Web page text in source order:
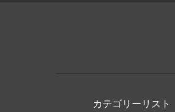
カテゴリーリスト